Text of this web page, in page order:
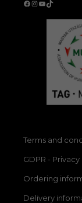
Facebook
Instagram
YouTube
TikTok
Terms and
GDPR -
Ordering
Delivery